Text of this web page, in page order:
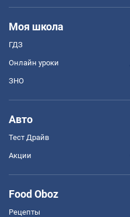
Моя школа
ГДЗ
Онлайн уроки
ЗНО
Авто
Тест Драйв
Акции
Food Oboz
Рецепты